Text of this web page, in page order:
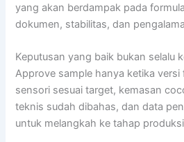
yang akan berdampak pada
dokumen, stabilitas, dan
Keputusan yang baik bukan selalu
Approve sample hanya ketika versi
sensori sesuai target, kemasan
teknis sudah dibahas, dan data
untuk melangkah ke tahap